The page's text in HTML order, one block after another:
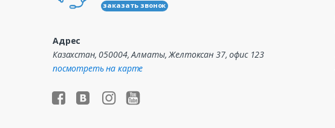
заказать звонок
Адрес
Казахстан, 050004, Алматы, Желтоксан 37, офис 123
посмотреть на карте